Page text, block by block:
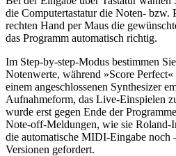
die Computertastatur die Noten- bzw.
rechten Hand per Maus die
das Programm automatisch richtig.
Im Step-by-step-Modus bestimmen
Notenwerte, während »Score
einem angeschlossenen Synthesizer
Aufnahmeform, das Live-Einspielen
wurde erst gegen Ende der
Note-off-Meldungen, wie sie Roland-
die automatische MIDI-Eingabe
Versionen gefordert.